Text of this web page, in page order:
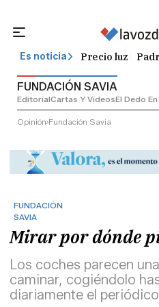
Es noticia Precio luz
FUNDACIÓN SAVIA
EditorialCartas Y VídeosEl Dedo
Opinión Fundación Savia
FUNDACIÓN
SAVIA
Mirar por dónde
Los coches parecen
caminar, cogiéndolo
diariamente el